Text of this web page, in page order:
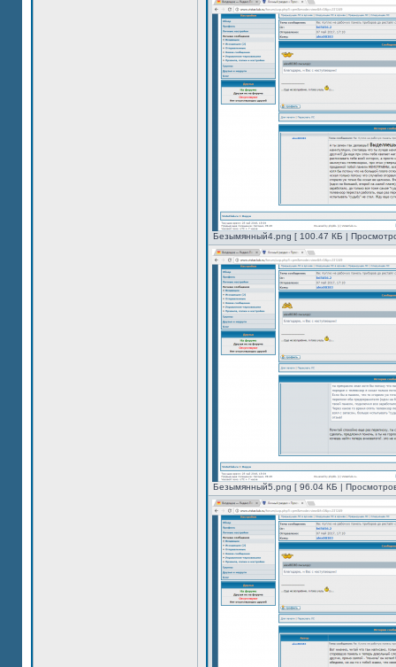
Безымянный4.png [ 100.47 КБ |
Безымянный5.png [ 96.04 КБ |